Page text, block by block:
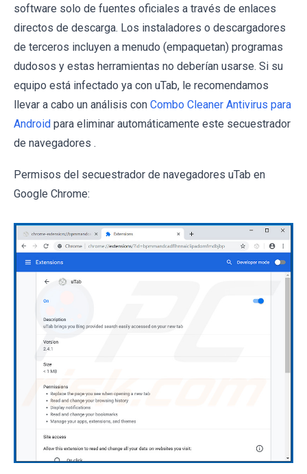
software solo de fuentes oficiales a través de enlaces
directos de descarga. Los instaladores o descargadores
de terceros incluyen a menudo (empaquetan) programas
dudosos y estas herramientas no deberían usarse. Si su
equipo está infectado ya con uTab, le recomendamos
llevar a cabo un análisis con Combo Cleaner Antivirus para
Android para eliminar automáticamente este secuestrador
de navegadores .
Permisos del secuestrador de navegadores uTab en
Google Chrome: